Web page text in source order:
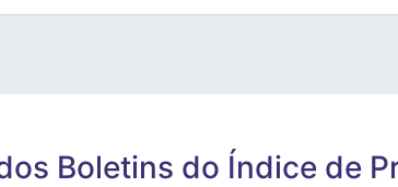
Boletins do Índice de